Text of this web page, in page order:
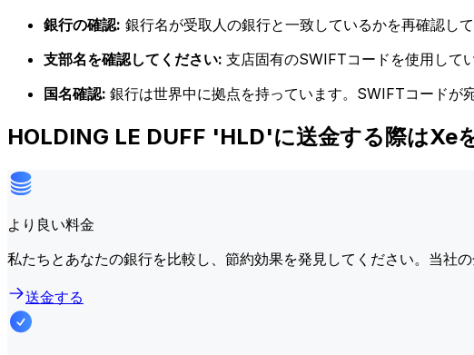
銀行の確認: 銀行名が受取人の銀行と一致しているかを再確認して
支部名を確認してください: 支店固有のSWIFTコードを使用して
国名確認: 銀行は世界中に拠点を持っています。SWIFTコードが
HOLDING LE DUFF 'HLD'に送金する際はXe
より良い料金
私たちとあなたの銀行を比較し、節約効果を発見してください。当社
送金する